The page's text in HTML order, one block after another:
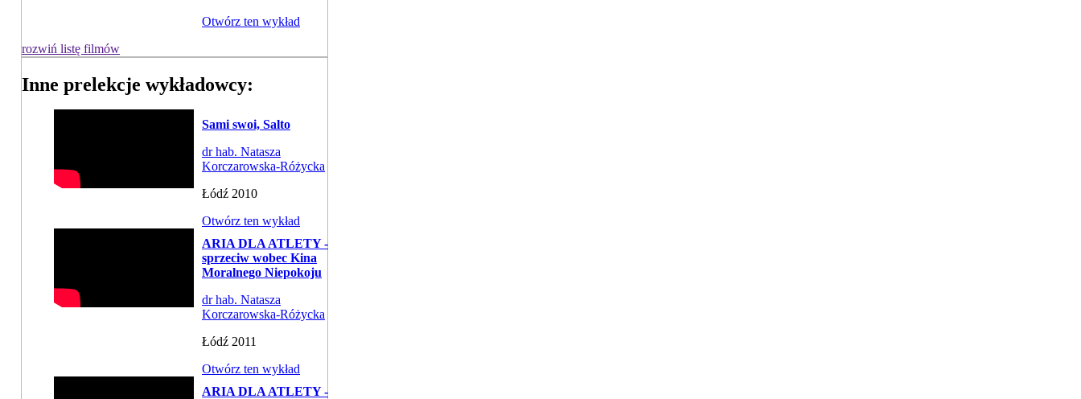
Otwórz ten wykład
rozwiń listę filmów
Inne prelekcje wykładowcy:
Sami swoi, Salto
dr hab. Natasza
Korczarowska-Różycka
Łódź 2010
Otwórz ten wykład
ARIA DLA ATLETY -
sprzeciw wobec Kina
Moralnego Niepokoju
dr hab. Natasza
Korczarowska-Różycka
Łódź 2011
Otwórz ten wykład
ARIA DLA ATLETY -